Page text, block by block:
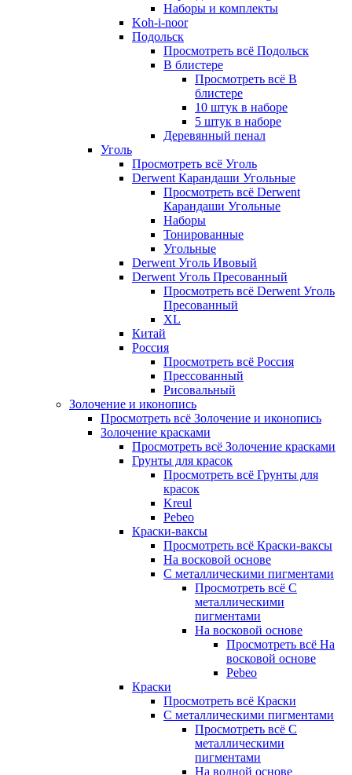
Наборы и комплекты
Koh-i-noor
Подольск
Просмотреть всё Подольск
В блистере
Просмотреть всё В
блистере
10 штук в наборе
5 штук в наборе
Деревянный пенал
Уголь
Просмотреть всё Уголь
Derwent Карандаши Угольные
Просмотреть всё Derwent
Карандаши Угольные
Наборы
Тонированные
Угольные
Derwent Уголь Ивовый
Derwent Уголь Пресованный
Просмотреть всё Derwent Уголь
Пресованный
XL
Китай
Россия
Просмотреть всё Россия
Прессованный
Рисовальный
Золочение и иконопись
Просмотреть всё Золочение и иконопись
Золочение красками
Просмотреть всё Золочение красками
Грунты для красок
Просмотреть всё Грунты для
красок
Kreul
Pebeo
Краски-ваксы
Просмотреть всё Краски-ваксы
На восковой основе
С металлическими пигментами
Просмотреть всё С
металлическими
пигментами
На восковой основе
Просмотреть всё На
восковой основе
Pebeo
Краски
Просмотреть всё Краски
С металлическими пигментами
Просмотреть всё С
металлическими
пигментами
На водной основе